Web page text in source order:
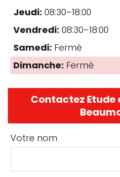
Jeudi: 08:30–18:00
Vendredi: 08:30–18:00
Samedi: Fermé
Dimanche: Fermé
Contactez
Votre nom